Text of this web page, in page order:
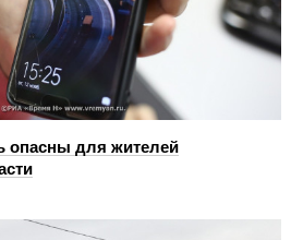
опасны для жителей